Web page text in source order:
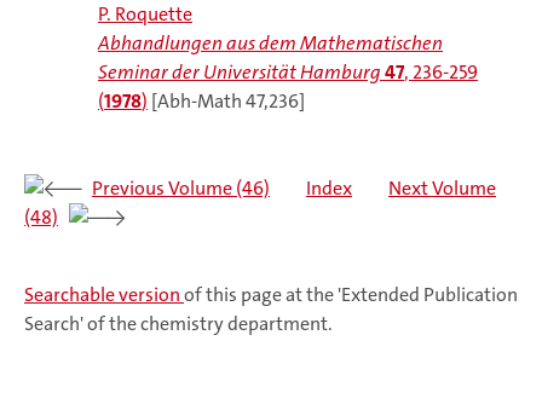
P. Roquette
Abhandlungen aus dem Mathematischen
Seminar der Universität Hamburg47, 236-259
(1978) [Abh-Math 47,236]
Previous Volume (46) Index
Next Volume
(48)
Searchable versionof this page at the 'Extended Publication
Search' of the chemistry department.